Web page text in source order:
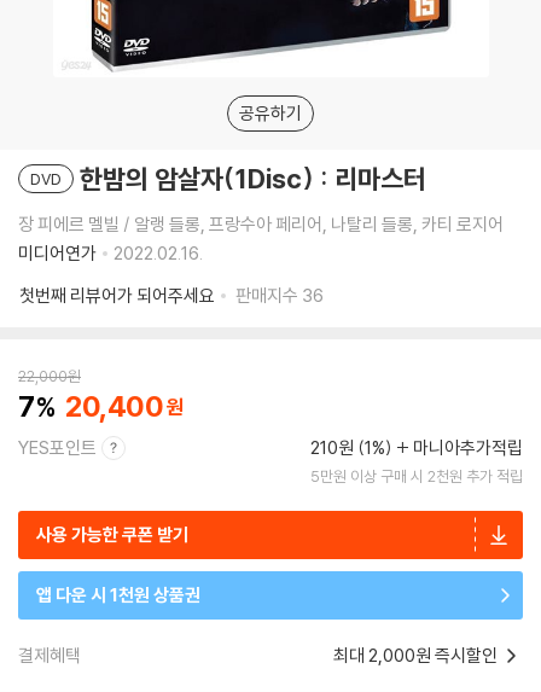
공유하기
DVD 한밤의 암살자(1Disc) : 리마스터
장 피에르 멜빌 / 알랭 들롱, 프랑수아 페리어, 나탈리 들롱, 카티 로지어
미디어연가
2022.02.16.
첫번째 리뷰어가 되어주세요
판매지수 36
22,000원
7 20,400
YES포인트 210원 (1%) 마니아추가적립
5만원 이상 구매 시 2천원 추가 적립
사용 가능한 쿠폰 받기
앱 다운 시 1천원 상품권
결제혜택 최대 2,000원 즉시할인